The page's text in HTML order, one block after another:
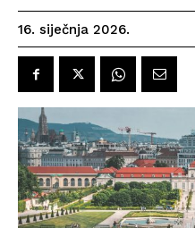
16. siječnja 2026.